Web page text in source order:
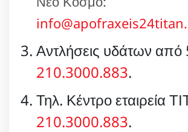
Αντλήσεις υδάτων
210.3000.883.
Τηλ. Κέντρο εταιρεία
210.3000.883.